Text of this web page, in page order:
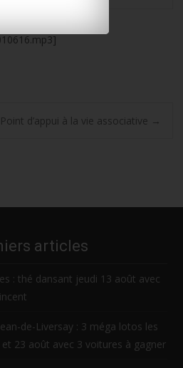
d’appui à la vie associative →
articles
: thé dansant jeudi 13 août avec
de-Liversay : 3 méga lotos les
et 23 août avec 3 voitures à gagner